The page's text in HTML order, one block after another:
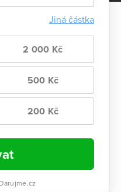
Jiná částka
2 000 Kč
500 Kč
200 Kč